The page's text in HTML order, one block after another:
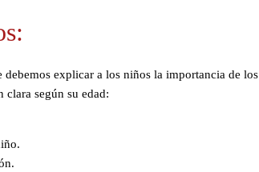
explicar a los niños la importancia de los
según su edad: